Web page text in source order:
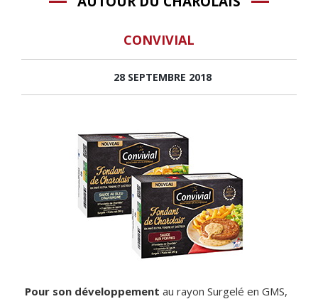
CONVIVIAL
28 SEPTEMBRE 2018
Pour son développement au rayon Surgelé en GMS,